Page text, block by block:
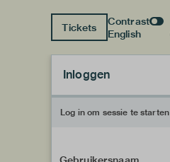
Tickets
Contrast
English
Inloggen
Log in om sessie te starten